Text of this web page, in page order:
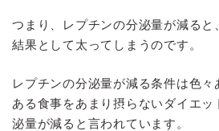
つまり、レプチンの分泌量が減ると
結果として太ってしまうのです。
レプチンの分泌量が減る条件は色
ある食事をあまり摂らないダイエッ
泌量が減ると言われています。